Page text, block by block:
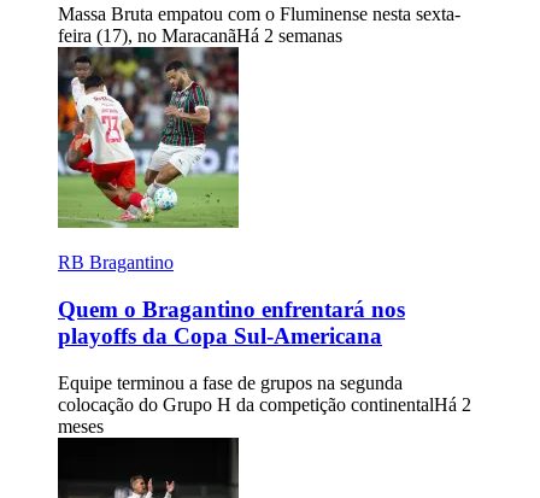
Massa Bruta empatou com o Fluminense nesta sexta-
feira (17), no MaracanãHá 2 semanas
RB Bragantino
Quem o Bragantino enfrentará nos
playoffs da Copa Sul-Americana
Equipe terminou a fase de grupos na segunda
colocação do Grupo H da competição continentalHá 2
meses